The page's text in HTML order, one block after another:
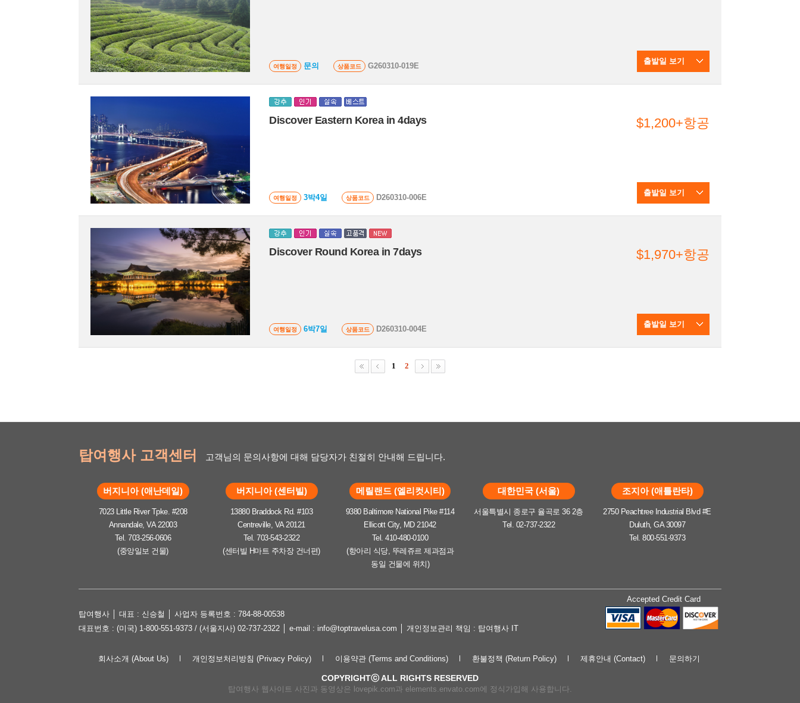
여행일정 문의 상품코드 G260310-019E
출발일 보기
Discover Eastern Korea in 4days
여행일정 3박4일 상품코드 D260310-006E
$1,200+항공
출발일 보기
Discover Round Korea in 7days
여행일정 6박7일 상품코드 D260310-004E
$1,970+항공
출발일 보기
1 2
탑여행사 고객센터 고객님의 문의사항에 대해 담당자가 친절히 안내해 드립니다.
버지니아 (애난데일)
7023 Little River Tpke. #208
Annandale, VA 22003
Tel. 703-256-0606
(중앙일보 건물)
버지니아 (센터빌)
13880 Braddock Rd. #103
Centreville, VA 20121
Tel. 703-543-2322
(센터빌 H마트 주차장 건너편)
메릴랜드 (엘리컷시티)
9380 Baltimore National Pike #114
Ellicott City, MD 21042
Tel. 410-480-0100
(항아리 식당, 뚜레쥬르 제과점과
동일 건물에 위치)
대한민국 (서울)
서울특별시 종로구 율곡로 36 2층
Tel. 02-737-2322
조지아 (애틀란타)
2750 Peachtree Industrial Blvd #E
Duluth, GA 30097
Tel. 800-551-9373
Accepted Credit Card
탑여행사 │ 대표 : 신승철 │ 사업자 등록번호 : 784-88-00538
대표번호 : (미국) 1-800-551-9373 / (서울지사) 02-737-2322 │ e-mail : info@toptravelusa.com │ 개인정보관리 책임 : 탑여행사 IT
회사소개 (About Us) 개인정보처리방침 (Privacy Policy) 이용약관 (Terms and Conditions) 환불정책 (Return Policy) 제휴안내 (Contact) 문의하기
COPYRIGHTⓒ ALL RIGHTS RESERVED
탑여행사 웹사이트 사진과 동영상은 lovepik.com과 elements.envato.com에 정식가입해 사용합니다.